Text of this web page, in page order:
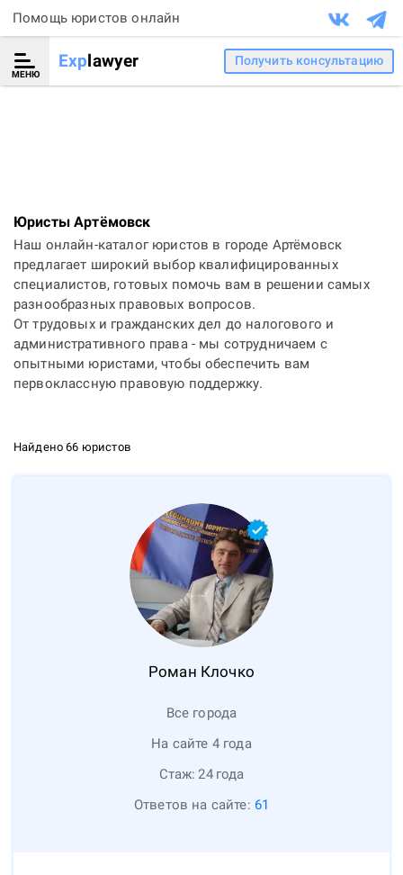
Помощь юристов онлайн
МЕНЮ
Explawyer Получить консультацию
Юристы Артёмовск
Наш онлайн-каталог юристов в городе Артёмовск
предлагает широкий выбор квалифицированных
специалистов, готовых помочь вам в решении самых
разнообразных правовых вопросов.
От трудовых и гражданских дел до налогового и
административного права - мы сотрудничаем с
опытными юристами, чтобы обеспечить вам
первоклассную правовую поддержку.
Найдено 66 юристов
Роман Клочко
Все города
На сайте 4 года
Стаж: 24 года
Ответов на сайте: 61